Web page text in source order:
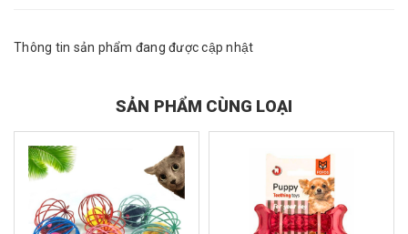
Thông tin sản phẩm đang được cập nhật
SẢN PHẨM CÙNG LOẠI